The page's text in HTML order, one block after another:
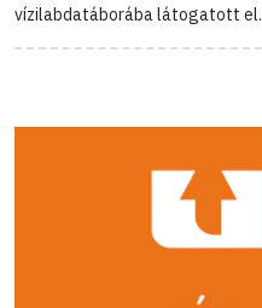
vízilabdatáborába látogatott el.